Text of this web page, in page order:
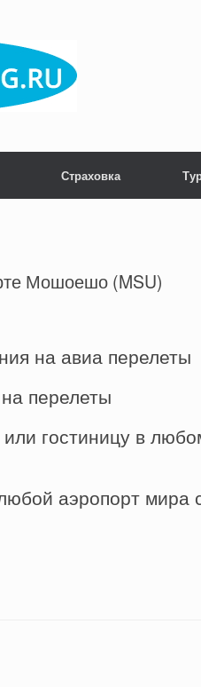
Страховка
Мошоешо (MSU)
на авиа перелеты
перелеты
гостиницу в
аэропорт мира